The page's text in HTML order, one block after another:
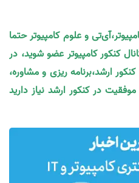
و علوم کامپیوتر حتما
کنکور کامپیوتر عضو شوید، در
ارشد،برنامه ریزی و مشاوره،
در کنکور ارشد نیاز دارید